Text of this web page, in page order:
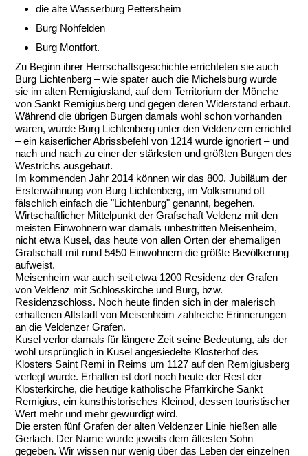
die alte Wasserburg Pettersheim
Burg Nohfelden
Burg Montfort.
Zu Beginn ihrer Herrschaftsgeschichte errichteten sie auch
Burg Lichtenberg – wie später auch die Michelsburg wurde
sie im alten Remigiusland, auf dem Territorium der Mönche
von Sankt Remigiusberg und gegen deren Widerstand erbaut.
Während die übrigen Burgen damals wohl schon vorhanden
waren, wurde Burg Lichtenberg unter den Veldenzern errichtet
– ein kaiserlicher Abrissbefehl von 1214 wurde ignoriert – und
nach und nach zu einer der stärksten und größten Burgen des
Westrichs ausgebaut.
Im kommenden Jahr 2014 können wir das 800. Jubiläum der
Ersterwähnung von Burg Lichtenberg, im Volksmund oft
fälschlich einfach die "Lichtenburg" genannt, begehen.
Wirtschaftlicher Mittelpunkt der Grafschaft Veldenz mit den
meisten Einwohnern war damals unbestritten Meisenheim,
nicht etwa Kusel, das heute von allen Orten der ehemaligen
Grafschaft mit rund 5450 Einwohnern die größte Bevölkerung
aufweist.
Meisenheim war auch seit etwa 1200 Residenz der Grafen
von Veldenz mit Schlosskirche und Burg, bzw.
Residenzschloss. Noch heute finden sich in der malerisch
erhaltenen Altstadt von Meisenheim zahlreiche Erinnerungen
an die Veldenzer Grafen.
Kusel verlor damals für längere Zeit seine Bedeutung, als der
wohl ursprünglich in Kusel angesiedelte Klosterhof des
Klosters Saint Remi in Reims um 1127 auf den Remigiusberg
verlegt wurde. Erhalten ist dort noch heute der Rest der
Klosterkirche, die heutige katholische Pfarrkirche Sankt
Remigius, ein kunsthistorisches Kleinod, dessen touristischer
Wert mehr und mehr gewürdigt wird.
Die ersten fünf Grafen der alten Veldenzer Linie hießen alle
Gerlach. Der Name wurde jeweils dem ältesten Sohn
gegeben. Wir wissen nur wenig über das Leben der einzelnen